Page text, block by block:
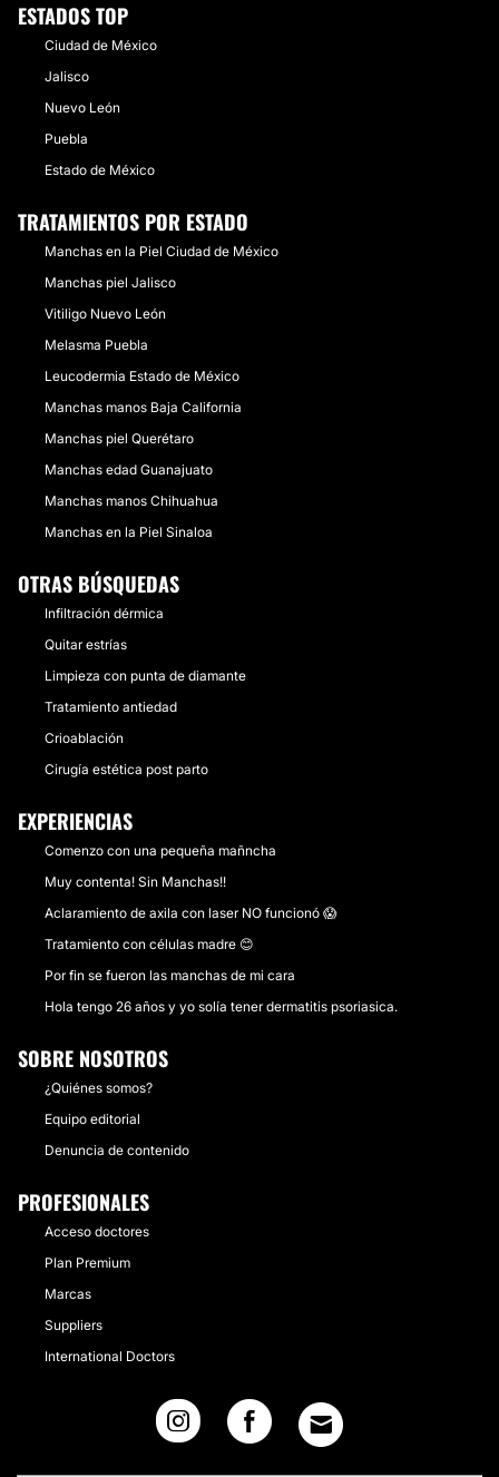
ESTADOS TOP
Ciudad de México
Jalisco
Nuevo León
Puebla
Estado de México
TRATAMIENTOS POR ESTADO
Manchas en la Piel Ciudad de México
Manchas piel Jalisco
Vitiligo Nuevo León
Melasma Puebla
Leucodermia Estado de México
Manchas manos Baja California
Manchas piel Querétaro
Manchas edad Guanajuato
Manchas manos Chihuahua
Manchas en la Piel Sinaloa
OTRAS BÚSQUEDAS
Infiltración dérmica
Quitar estrías
Limpieza con punta de diamante
Tratamiento antiedad
Crioablación
Cirugía estética post parto
EXPERIENCIAS
Comenzo con una pequeña mañncha
Muy contenta! Sin Manchas!!
Aclaramiento de axila con laser NO funcionó 😱
Tratamiento con células madre 😊
Por fin se fueron las manchas de mi cara
Hola tengo 26 años y yo solía tener dermatitis psoriasica.
SOBRE NOSOTROS
¿Quiénes somos?
Equipo editorial
Denuncia de contenido
PROFESIONALES
Acceso doctores
Plan Premium
Marcas
Suppliers
International Doctors